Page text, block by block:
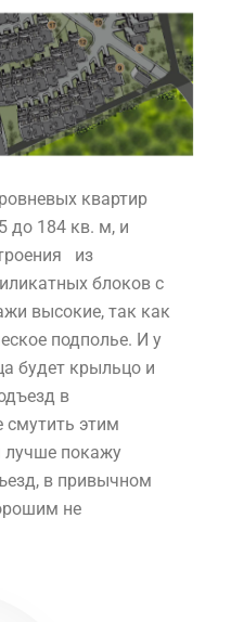
квартир
до 184 кв. м, и
из
блоков с
высокие, так как
подполье. И у
будет крыльцо и
в
этим
лучше покажу
в привычном
не